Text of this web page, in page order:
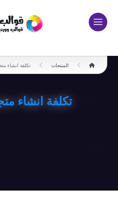
المنتجات تكلفة انشاء
تكلفة انشاء